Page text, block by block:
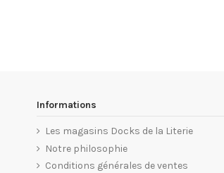
Informations
Les magasins Docks de la Literie
Notre philosophie
Conditions générales de ventes